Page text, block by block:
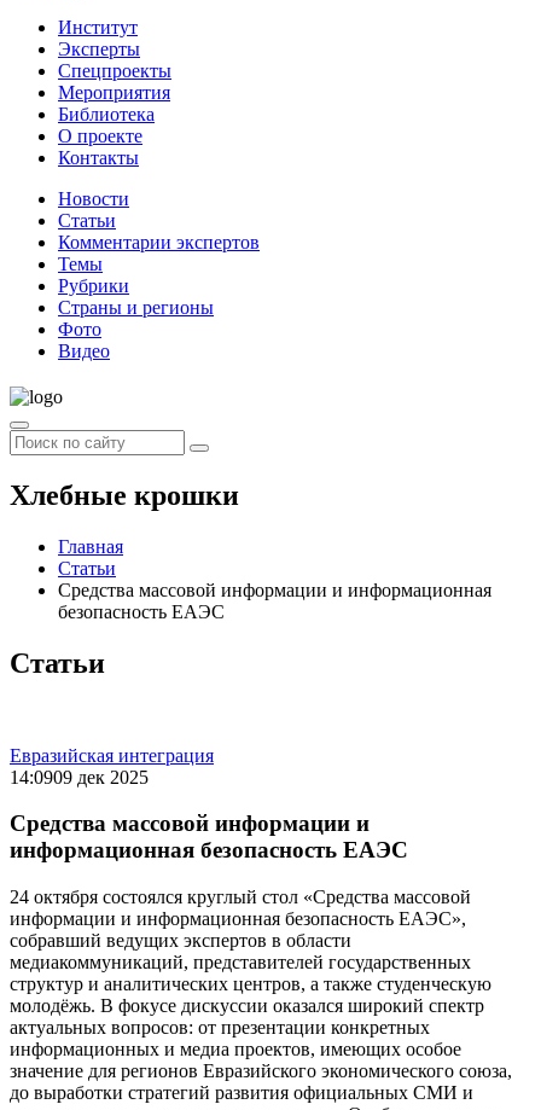
Институт
Эксперты
Спецпроекты
Мероприятия
Библиотека
О проекте
Контакты
Новости
Статьи
Комментарии экспертов
Темы
Рубрики
Страны и регионы
Фото
Видео
Хлебные крошки
Главная
Статьи
Средства массовой информации и информационная
безопасность ЕАЭС
Статьи
Евразийская интеграция
14:0909 дек 2025
Средства массовой информации и
информационная безопасность ЕАЭС
24 октября состоялся круглый стол «Средства массовой
информации и информационная безопасность ЕАЭС»,
собравший ведущих экспертов в области
медиакоммуникаций, представителей государственных
структур и аналитических центров, а также студенческую
молодёжь. В фокусе дискуссии оказался широкий спектр
актуальных вопросов: от презентации конкретных
информационных и медиа проектов, имеющих особое
значение для регионов Евразийского экономического союза,
до выработки стратегий развития официальных СМИ и